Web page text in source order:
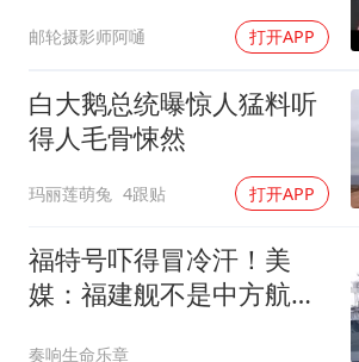
邮轮摄影师阿嗵 打开APP
白大鹅总统曝惊人猛料听
得人毛骨悚然
玛丽莲萌兔 4跟贴 打开APP
福特号吓得冒冷汗！美
媒：福建舰不是中方航母
奏响生命乐章